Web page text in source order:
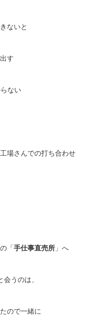
ないと
す
ない
場さんでの打ち合わせ
「手仕事直売所 」へ
うのは、
ので一緒に